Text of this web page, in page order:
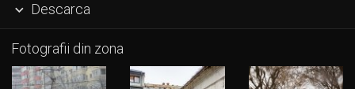
 Descarca
Fotografii din zona